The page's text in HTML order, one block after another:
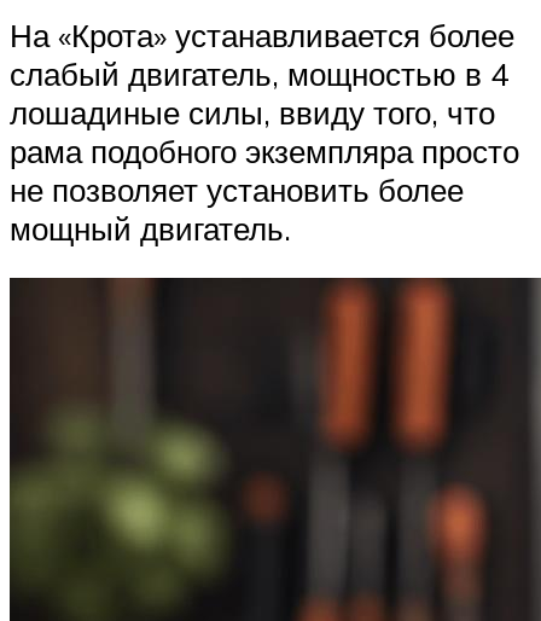
На «Крота» устанавливается более
слабый двигатель, мощностью в 4
лошадиные силы, ввиду того, что
рама подобного экземпляра просто
не позволяет установить более
мощный двигатель.